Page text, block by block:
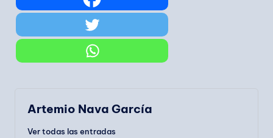
Artemio Nava García
Ver todas las entradas